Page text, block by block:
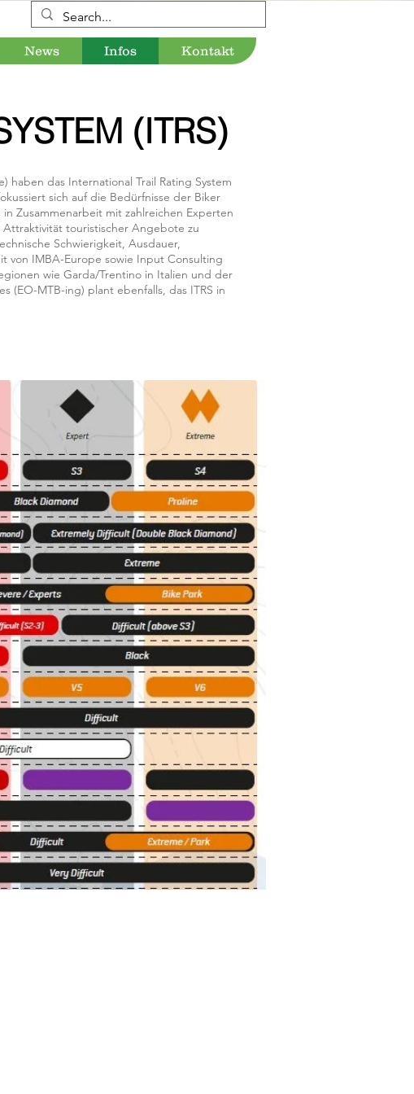
News Infos Kontakt
(ITRS)
haben das International Trail Rating System
sich auf die Bedürfnisse der Biker
Zusammenarbeit mit zahlreichen Experten
Attraktivität touristischer Angebote zu
Schwierigkeit, Ausdauer,
von IMBA-Europe sowie Input Consulting
wie Garda/Trentino in Italien und der
(EO-MTB-ing) plant ebenfalls, das ITRS in